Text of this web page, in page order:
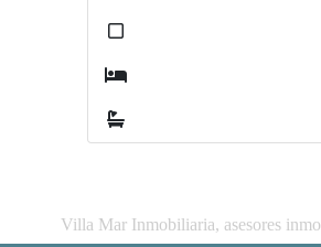
Villa Mar Inmobiliaria, asesores